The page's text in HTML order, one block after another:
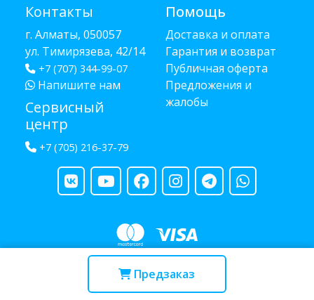
Предзаказ
Контакты
г. Алматы, 050057
ул. Тимирязева, 42/14
+7 (707) 344-99-07
Напишите нам
Сервисный
центр
+7 (705) 216-37-79
Помощь
Доставка и оплата
Гарантия и возврат
Публичная оферта
Предложения и
жалобы
Copyright © 2013 - 2026 RUBA - разработано